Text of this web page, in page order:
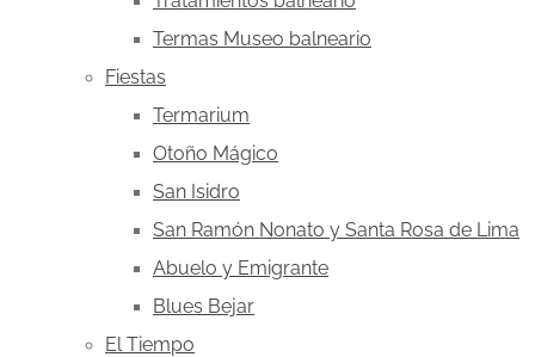
Termas Museo balneario
Fiestas
Termarium
Otoño Mágico
San Isidro
San Ramón Nonato y Santa Rosa de Lima
Abuelo y Emigrante
Blues Bejar
El Tiempo